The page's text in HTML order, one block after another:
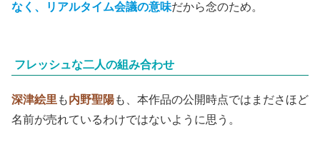
なく、リアルタイム会議の意味だから念のため。
フレッシュな二人の組み合わせ
深津絵里 も内野聖陽も、本作品の公開時点ではまださほど
名前が売れているわけではないように思う。